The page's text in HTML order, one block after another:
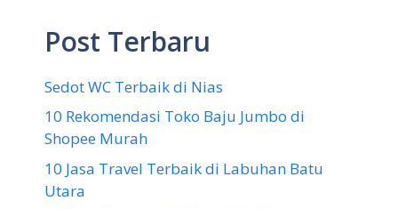
Post Terbaru
Sedot WC Terbaik di Nias
10 Rekomendasi Toko Baju Jumbo di
Shopee Murah
10 Jasa Travel Terbaik di Labuhan Batu
Utara